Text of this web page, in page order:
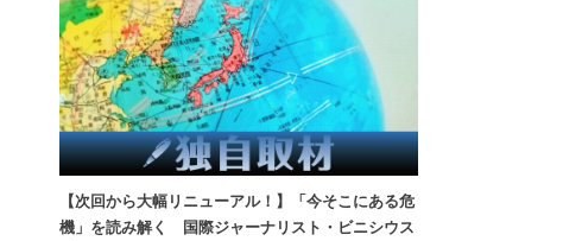
【次回から大幅リニューアル！】「今そこにある危
機」を読み解く 国際ジャーナリスト・ビニシウス